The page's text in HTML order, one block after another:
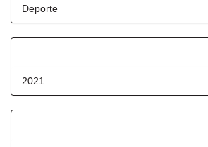
Deporte
2021